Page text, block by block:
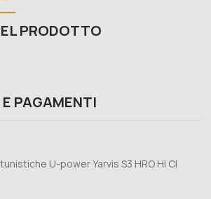
PRODOTTO
PAGAMENTI
U-power Yarvis S3 HRO HI CI